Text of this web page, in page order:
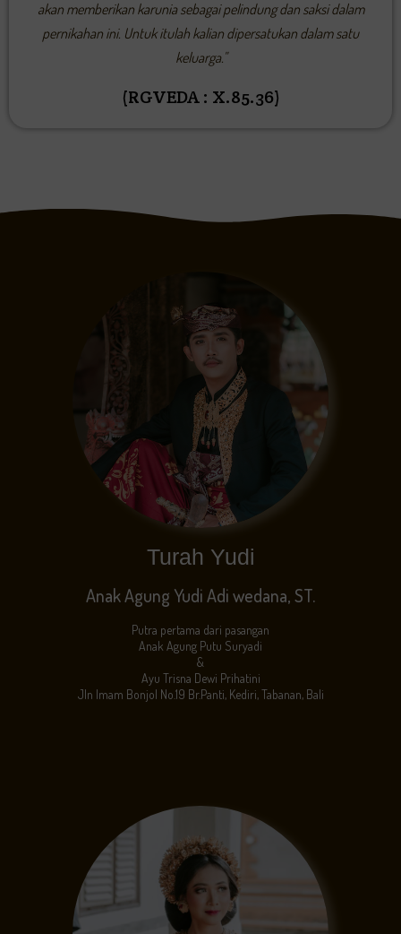
akan memberikan karunia sebagai pelindung dan saksi dalam
pernikahan ini. Untuk itulah kalian dipersatukan dalam satu
keluarga."
(RGVEDA : X.85.36)
Turah Yudi
Anak Agung Yudi Adi wedana, ST.
Putra pertama dari pasangan
Anak Agung Putu Suryadi
&
Ayu Trisna Dewi Prihatini
Jln Imam Bonjol No.19 Br.Panti, Kediri, Tabanan, Bali